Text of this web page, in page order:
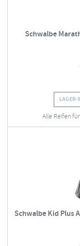
Schwalbe
LAGER-
Alle Reifen
Schwalbe Kid Plus